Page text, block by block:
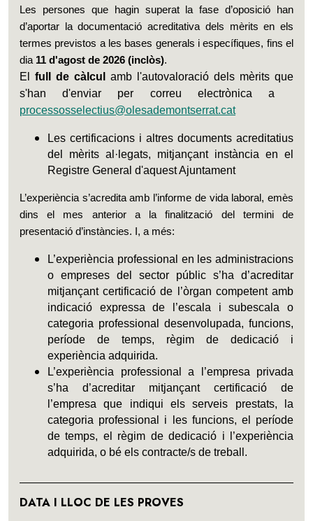
Les persones que hagin superat la fase d’oposició han
d’aportar la documentació acreditativa dels mèrits en els
termes previstos a les bases generals i específiques, fins el
dia 11 d'agost de 2026 (inclòs).
El full de càlcul
amb l'autovaloració dels mèrits que
s'han d'enviar per correu electrònica a
processosselectius@olesademontserrat.cat
Les certificacions i altres documents acreditatius
del mèrits al·legats, mitjançant instància en el
Registre General d'aquest Ajuntament
L’experiència s’acredita amb l’informe de vida laboral, emès
dins el mes anterior a la finalització del termini de
presentació d’instàncies. I, a més:
L’experiència professional en les administracions
o empreses del sector públic s’ha d’acreditar
mitjançant certificació de l’òrgan competent amb
indicació expressa de l’escala i subescala o
categoria professional desenvolupada, funcions,
període de temps, règim de dedicació i
experiència adquirida.
L’experiència professional a l’empresa privada
s’ha d’acreditar mitjançant certificació de
l’empresa que indiqui els serveis prestats, la
categoria professional i les funcions, el període
de temps, el règim de dedicació i l’experiència
adquirida, o bé els contracte/s de treball.
DATA I LLOC DE LES PROVES